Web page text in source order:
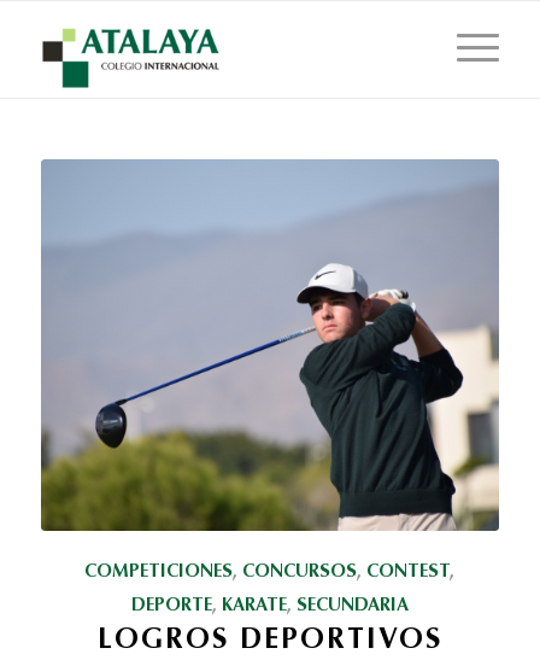
COMPETICIONES, CONCURSOS, CONTEST,
DEPORTE, KARATE, SECUNDARIA
LOGROS DEPORTIVOS